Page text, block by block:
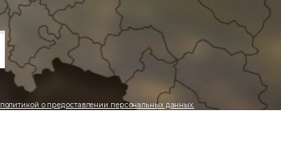
политикой о предоставлении персональных данных.